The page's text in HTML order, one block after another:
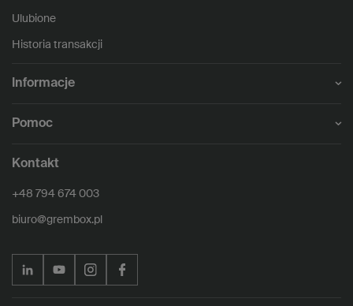
Ulubione
Historia transakcji
Informacje
Pomoc
Kontakt
+48 794 674 003
biuro@grembox.pl